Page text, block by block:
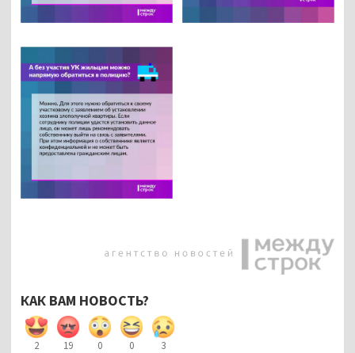
КАК ВАМ НОВОСТЬ?
2 19 0 0 3